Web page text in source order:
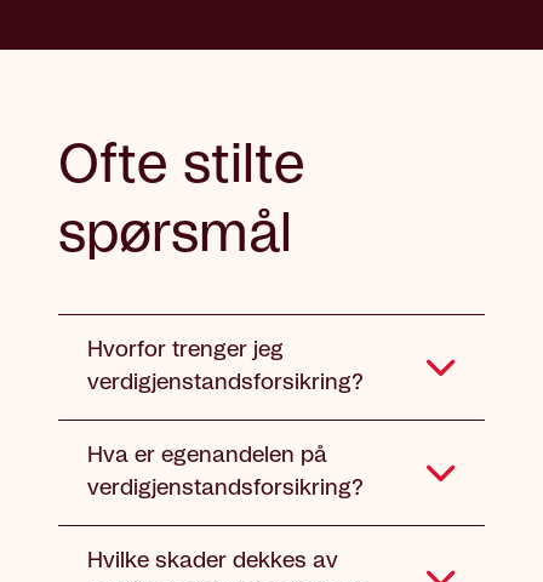
Ofte stilte
spørsmål
Hvorfor trenger jeg
verdigjenstandsforsikring?
Hva er egenandelen på
verdigjenstandsforsikring?
Hvilke skader dekkes av